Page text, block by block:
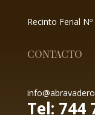
Recinto Ferial
CONTACTO
Tel: 744